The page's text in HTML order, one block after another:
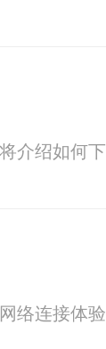
介绍如何
络连接体验